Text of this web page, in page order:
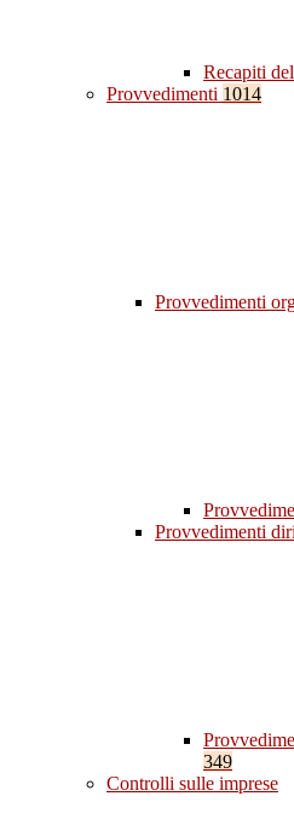
Recapiti
Provvedimenti 1014
Provvedimenti
Provvedimenti
349
Controlli sulle imprese